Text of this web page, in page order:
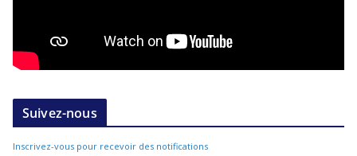
Suivez-nous
Inscrivez-vous pour recevoir des notifications